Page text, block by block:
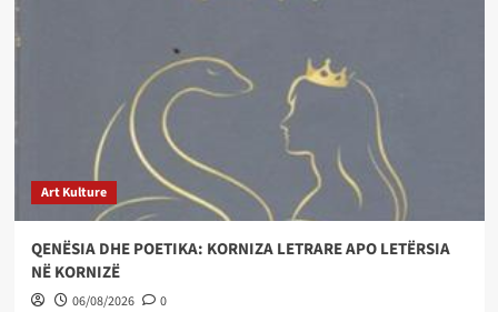
Art Kulture
QENËSIA DHE POETIKA: KORNIZA LETRARE APO LETËRSIA
NË KORNIZË
06/08/2026 0